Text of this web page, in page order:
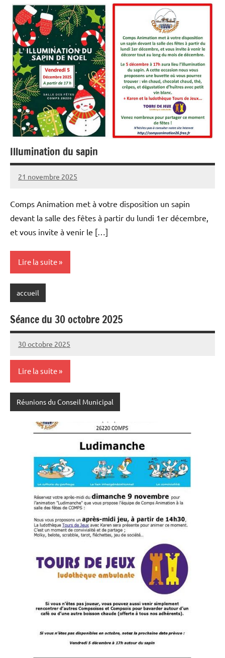
Illumination du sapin
21 novembre 2025
Sylviane
Aucun
Comps Animation met à votre disposition un sapin
devant la salle des fêtes à partir du lundi 1er décembre,
et vous invite à venir le […]
Lire la suite
accueil
Séance du 30 octobre 2025
30 octobre 2025
Sylviane
MASSON
Aucun
commentaire
Lire la suite
Réunions du Conseil Municipal